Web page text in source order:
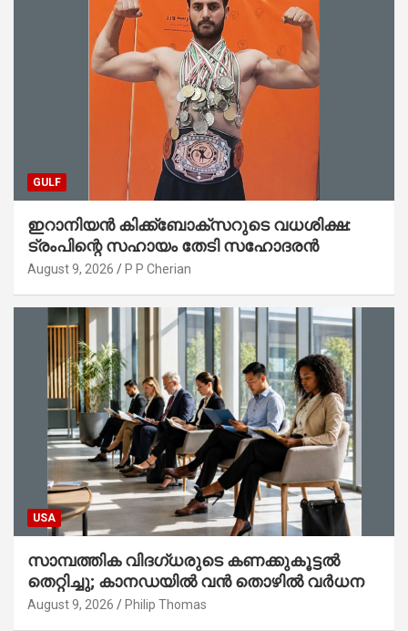
GULF
ഇറാനിയൻ കിക്ക്ബോക്സറുടെ വധശിക്ഷ:
ട്രംപിന്റെ സഹായം തേടി സഹോദരൻ
August 9, 2026 P P Cherian
USA
സാമ്പത്തിക വിദഗ്ധരുടെ കണക്കുകൂട്ടൽ
തെറ്റിച്ചു; കാനഡയിൽ വൻ തൊഴിൽ വർധന
August 9, 2026 Philip Thomas